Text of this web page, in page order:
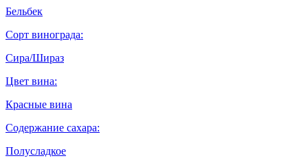
Бельбек
Сорт винограда:
Сира/Шираз
Цвет вина:
Красные вина
Содержание сахара:
Полусладкое